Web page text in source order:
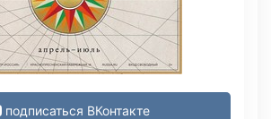
подписаться ВКонтакте